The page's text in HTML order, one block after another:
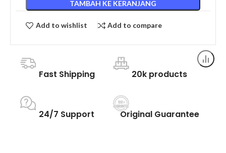
TAMBAH KE KERANJANG
Add to wishlist Add to compare
Fast Shipping 20k products
24/7 Support Original Guarantee